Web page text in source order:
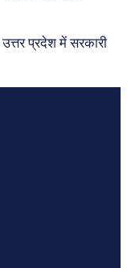
प्रदेश में सरकारी